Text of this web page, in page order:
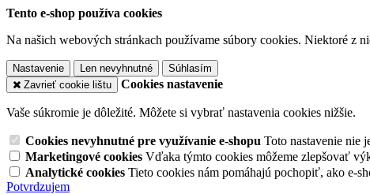
Tento e-shop používa cookies
Na našich webových stránkach používame súbory cookies. Niektoré z
Nastavenie Len nevyhnutné
Súhlasím
Zavrieť cookie lištu
Cookies nastavenie
Vaše súkromie je dôležité. Môžete si vybrať nastavenia cookies nižšie.
Cookies nevyhnutné pre využívanie e-shopu Toto nastavenie nie
Marketingové cookies Vďaka týmto cookies môžeme zlepšovať
Analytické cookies Tieto cookies nám pomáhajú pochopiť, ako e-
Potvrdzujem